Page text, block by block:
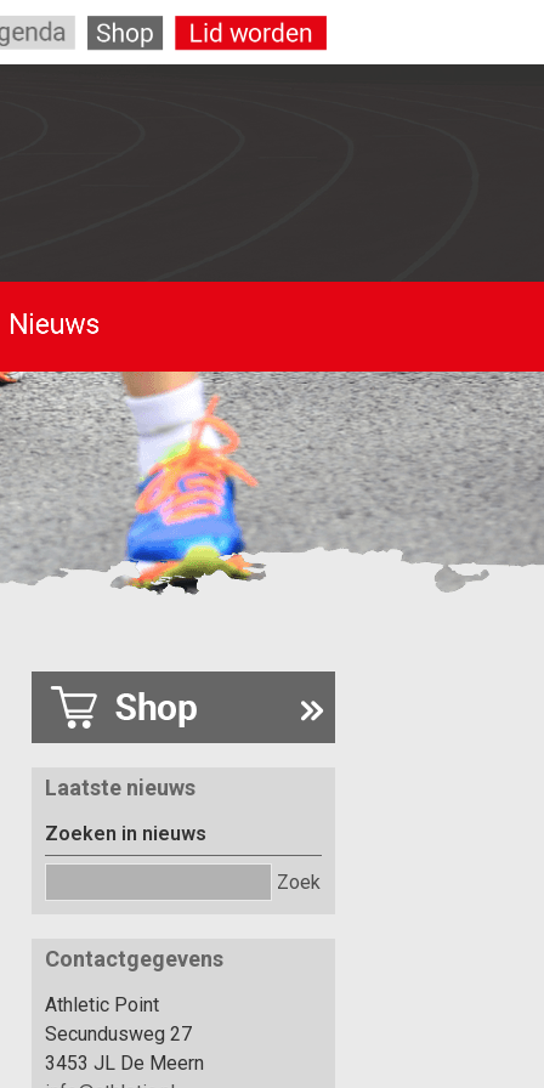
Laatste nieuws
Zoeken in nieuws
Zoek
Contactgegevens
Athletic Point
Secundusweg 27
3453 JL De Meern